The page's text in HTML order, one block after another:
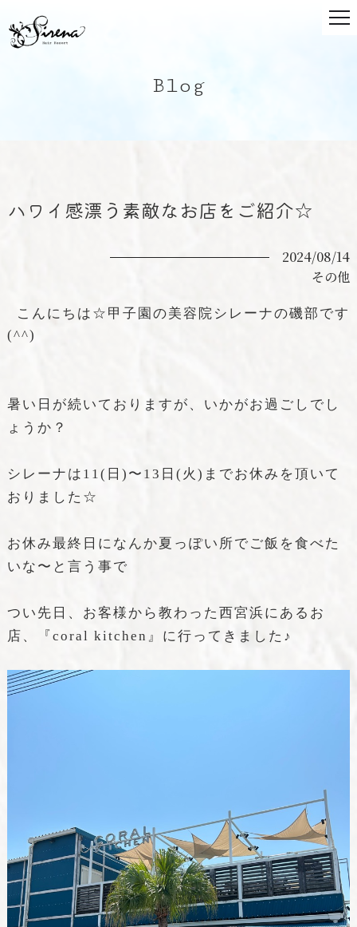
Blog
ハワイ感漂う素敵なお店をご紹介☆
2024/08/14
その他
こんにちは☆甲子園の美容院シレーナの磯部です
(^^)
暑い日が続いておりますが、いかがお過ごしでし
ょうか？
シレーナは11(日)〜13日(火)までお休みを頂いて
おりました☆
お休み最終日になんか夏っぽい所でご飯を食べた
いな〜と言う事で
つい先日、お客様から教わった西宮浜にあるお
店、『coral kitchen』に行ってきました♪